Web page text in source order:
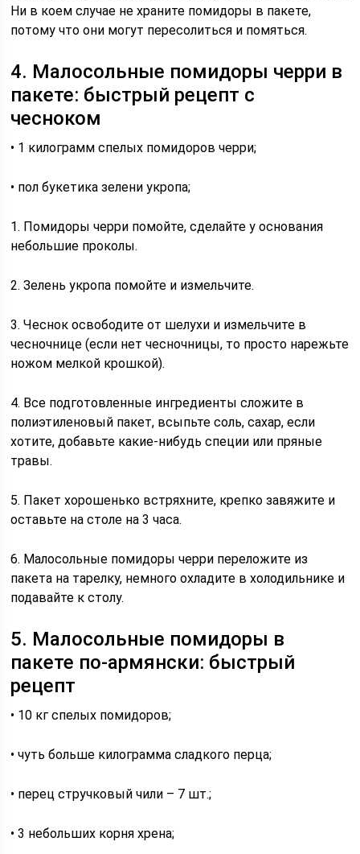
Ни в коем случае не храните помидоры в пакете,
потому что они могут пересолиться и помяться.
4. Малосольные помидоры черри в
пакете: быстрый рецепт с
чесноком
• 1 килограмм спелых помидоров черри;
• пол букетика зелени укропа;
1. Помидоры черри помойте, сделайте у основания
небольшие проколы.
2. Зелень укропа помойте и измельчите.
3. Чеснок освободите от шелухи и измельчите в
чесночнице (если нет чесночницы, то просто нарежьте
ножом мелкой крошкой).
4. Все подготовленные ингредиенты сложите в
полиэтиленовый пакет, всыпьте соль, сахар, если
хотите, добавьте какие-нибудь специи или пряные
травы.
5. Пакет хорошенько встряхните, крепко завяжите и
оставьте на столе на 3 часа.
6. Малосольные помидоры черри переложите из
пакета на тарелку, немного охладите в холодильнике и
подавайте к столу.
5. Малосольные помидоры в
пакете по-армянски: быстрый
рецепт
• 10 кг спелых помидоров;
• чуть больше килограмма сладкого перца;
• перец стручковый чили – 7 шт.;
• 3 небольших корня хрена;